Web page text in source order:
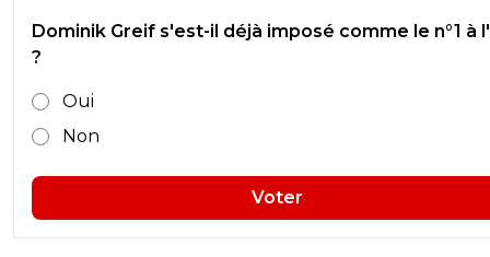
Dominik Greif s'est-il déjà imposé comme le n°1 à
?
Oui
Non
Voter